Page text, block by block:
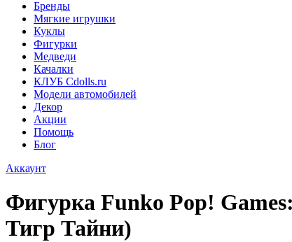
Бренды
Мягкие игрушки
Куклы
Фигурки
Медведи
Качалки
КЛУБ Cdolls.ru
Модели автомобилей
Декор
Акции
Помощь
Блог
Аккаунт
Фигурка Funko Pop!
Тигр Тайни)